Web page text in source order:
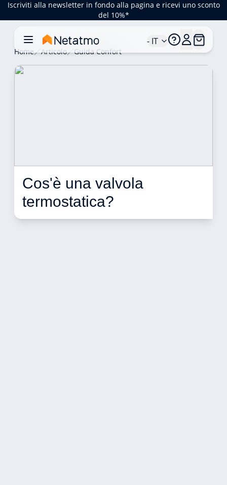
Iscriviti alla newsletter in fondo alla pagina e ricevi uno sconto
del 10%*
- IT
Home Articolo Guida Confort
Cos'è una valvola
termostatica?